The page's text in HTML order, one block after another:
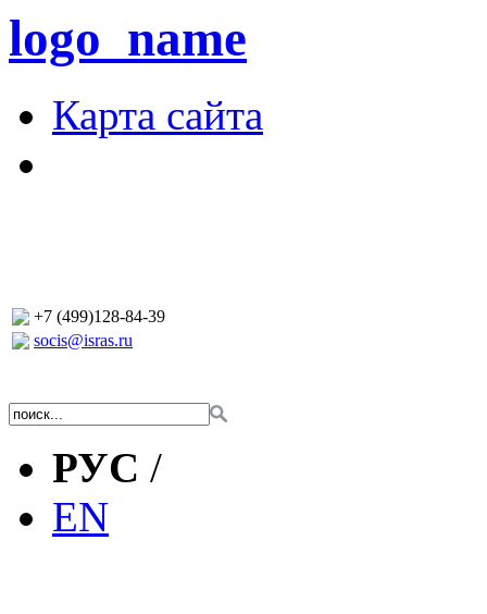
logo_name
Карта сайта
+7 (499)128-84-39
socis@isras.ru
РУС /
EN